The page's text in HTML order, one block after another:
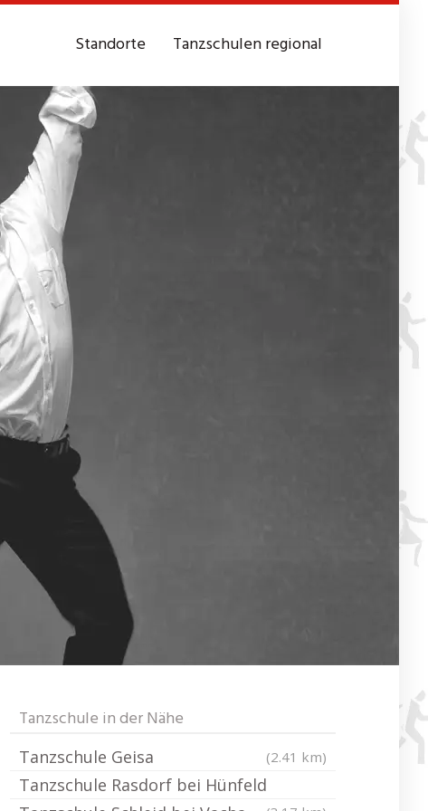
Standorte Tanzschulen regional
Tanzschule in der Nähe
Tanzschule Geisa (2.41 km)
Tanzschule Rasdorf bei Hünfeld